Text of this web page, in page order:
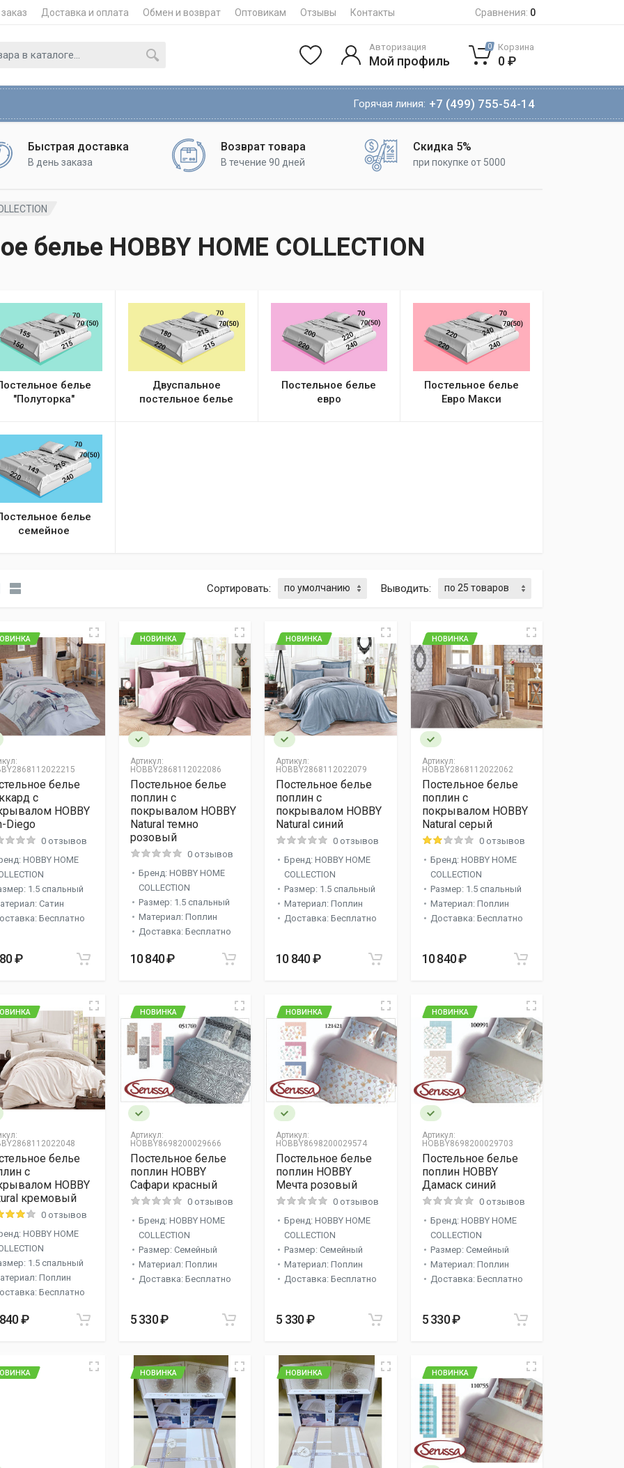
Доставка и оплата Обмен и возврат Оптовикам Отзывы Контакты Сравнения: 0
Горячая линия: +7 (499) 755-54-14
Авторизация
Мой профиль
0 Корзина
0 ₽
Быстрая доставка
В день заказа
Возврат товара
В течение 90 дней
Скидка 5%
при покупке от 5000
белье HOBBY HOME COLLECTION
белье
"Полуторка"
Двуспальное
постельное белье
Постельное белье
евро
Постельное белье
Евро Макси
белье
семейное
Сортировать: Выводить:
белье
c
HOBBY
Diego
0 отзывов
HOBBY HOME
1.5 спальный
Сатин
Бесплатно
₽
Артикул:
HOBBY2868112022086
НОВИНКА
Постельное белье
поплин c
покрывалом HOBBY
Natural темно
розовый
0 отзывов
Бренд: HOBBY HOME
COLLECTION
Размер: 1.5 спальный
Материал: Поплин
Доставка: Бесплатно
10 840 ₽
Артикул:
HOBBY2868112022079
НОВИНКА
Постельное белье
поплин c
покрывалом HOBBY
Natural синий
0 отзывов
Бренд: HOBBY HOME
COLLECTION
Размер: 1.5 спальный
Материал: Поплин
Доставка: Бесплатно
10 840 ₽
Артикул:
HOBBY2868112022062
НОВИНКА
Постельное белье
поплин c
покрывалом HOBBY
Natural серый
0 отзывов
Бренд: HOBBY HOME
COLLECTION
Размер: 1.5 спальный
Материал: Поплин
Доставка: Бесплатно
10 840 ₽
белье
c
HOBBY
кремовый
0 отзывов
HOBBY HOME
1.5 спальный
Поплин
Бесплатно
₽
Артикул:
HOBBY8698200029666
НОВИНКА
Постельное белье
поплин HOBBY
Сафари красный
0 отзывов
Бренд: HOBBY HOME
COLLECTION
Размер: Семейный
Материал: Поплин
Доставка: Бесплатно
5 330 ₽
Артикул:
HOBBY8698200029574
НОВИНКА
Постельное белье
поплин HOBBY
Мечта розовый
0 отзывов
Бренд: HOBBY HOME
COLLECTION
Размер: Семейный
Материал: Поплин
Доставка: Бесплатно
5 330 ₽
Артикул:
HOBBY8698200029703
НОВИНКА
Постельное белье
поплин HOBBY
Дамаск синий
0 отзывов
Бренд: HOBBY HOME
COLLECTION
Размер: Семейный
Материал: Поплин
Доставка: Бесплатно
5 330 ₽
НОВИНКА НОВИНКА НОВИНКА